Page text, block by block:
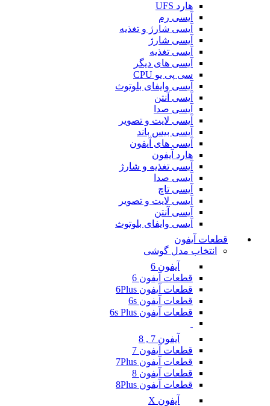
هارد UFS
آیسی رم
آیسی شارژ و تغذیه
آیسی شارژ
آیسی تغذیه
آیسی های دیگر
سی پی یو CPU
آیسی وایفای بلوتوث
آیسی آنتن
آیسی صدا
آیسی لایت و تصویر
آیسی بیس باند
آیسی های آیفون
هارد آیفون
آیسی تغذیه و شارژ
آیسی صدا
آیسی تاچ
آیسی لایت و تصویر
آیسی آنتن
آیسی وایفای بلوتوث
قطعات آیفون
انتخاب مدل گوشی
آیفون 6
قطعات آیفون 6
قطعات آیفون 6Plus
قطعات آیفون 6s
قطعات آیفون 6s Plus
آیفون 7 , 8
قطعات آیفون 7
قطعات آیفون 7Plus
قطعات آیفون 8
قطعات آیفون 8Plus
آیفون X